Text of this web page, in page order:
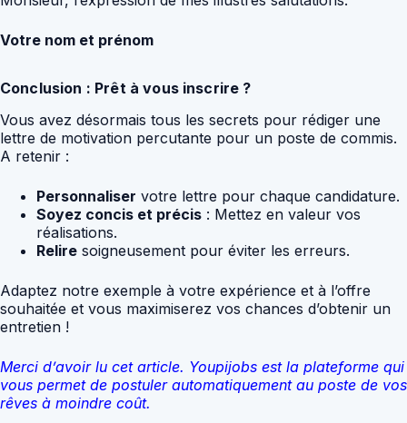
Votre nom et prénom
Conclusion : Prêt à vous inscrire ?
Vous avez désormais tous les secrets pour rédiger une
lettre de motivation percutante pour un poste de commis.
A retenir :
Personnaliser votre lettre pour chaque candidature.
Soyez concis et précis : Mettez en valeur vos
réalisations.
Relire soigneusement pour éviter les erreurs.
Adaptez notre exemple à votre expérience et à l’offre
souhaitée et vous maximiserez vos chances d’obtenir un
entretien !
Merci d’avoir lu cet article. Youpijobs est la plateforme qui
vous permet de postuler automatiquement au poste de vos
rêves à moindre coût.